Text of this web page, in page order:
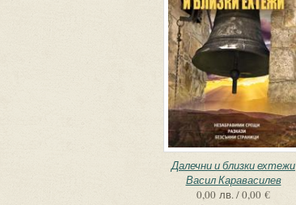
Далечни и близки ехтежи
Васил Каравасилев
0,00 лв. / 0,00 €